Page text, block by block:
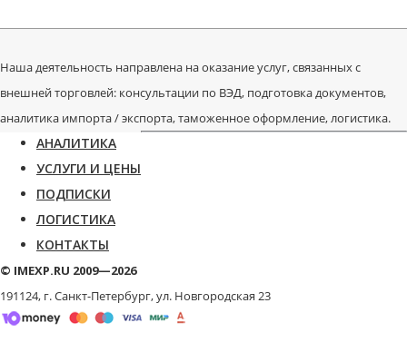
Наша деятельность направлена на оказание услуг, связанных с
внешней торговлей: консультации по ВЭД, подготовка документов,
аналитика импорта / экспорта, таможенное оформление, логистика.
АНАЛИТИКА
УСЛУГИ И ЦЕНЫ
ПОДПИСКИ
ЛОГИСТИКА
КОНТАКТЫ
© IMEXP.RU 2009—2026
191124, г. Санкт-Петербург,ул. Новгородская 23